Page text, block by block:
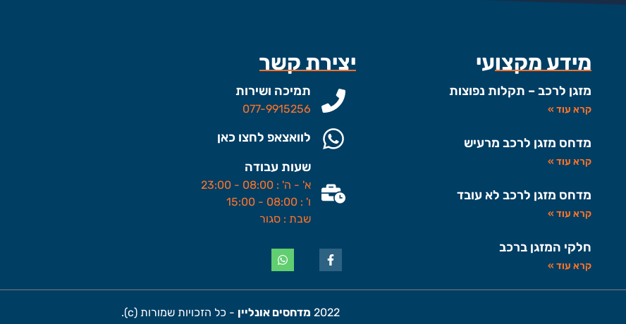
מידע מקצועי
מזגן לרכב – תקלות נפוצות
קרא עוד »
מדחס מזגן לרכב מרעיש
קרא עוד »
מדחס מזגן לרכב לא עובד
קרא עוד »
חלקי המזגן ברכב
קרא עוד »
יצירת קשר
תמיכה ושירות
077-9915256
לוואצאפ לחצו כאן
שעות עבודה
א' - ה' : 08:00 - 23:00
ו' : 08:00 - 15:00
שבת : סגור
2022 מדחסים אונליין - כל הזכויות שמורות (c).